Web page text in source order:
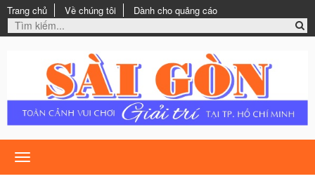
Trang chủ Về chúng tôi Dành cho quảng cáo
Toggle
navigation